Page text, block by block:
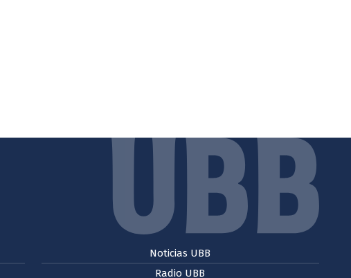
Noticias UBB
Radio UBB